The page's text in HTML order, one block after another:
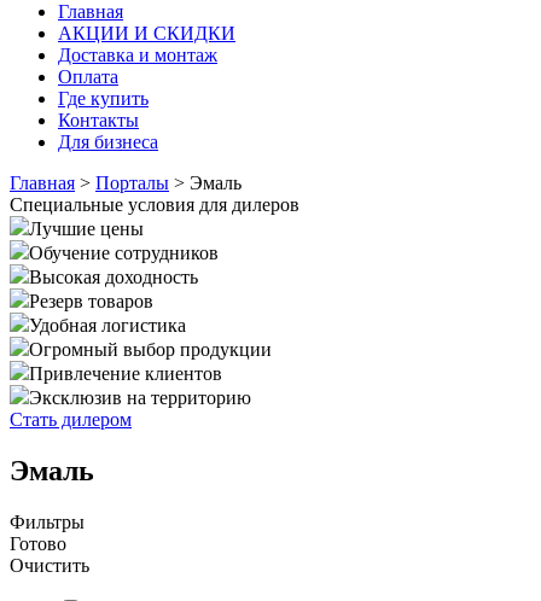
Главная
АКЦИИ И СКИДКИ
Доставка и монтаж
Оплата
Где купить
Контакты
Для бизнеса
Главная > Порталы > Эмаль
Специальные условия для дилеров
Лучшие цены
Обучение сотрудников
Высокая доходность
Резерв товаров
Удобная логистика
Огромный выбор продукции
Привлечение клиентов
Эксклюзив на территорию
Стать дилером
Эмаль
Фильтры
Готово
Очистить